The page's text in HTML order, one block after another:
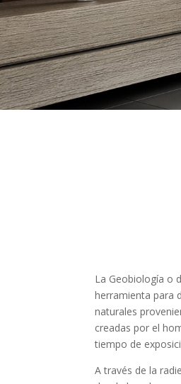
La Geobiología o
herramienta para
naturales
creadas por el
tiempo de
A través de la